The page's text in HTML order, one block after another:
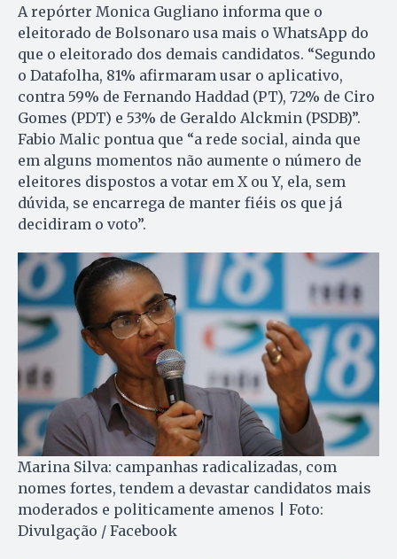
A repórter Monica Gugliano informa que o
eleitorado de Bolsonaro usa mais o WhatsApp do
que o eleitorado dos demais candidatos. “Segundo
o Datafolha, 81% afirmaram usar o aplicativo,
contra 59% de Fernando Haddad (PT), 72% de Ciro
Gomes (PDT) e 53% de Geraldo Alckmin (PSDB)”.
Fabio Malic pontua que “a rede social, ainda que
em alguns momentos não aumente o número de
eleitores dispostos a votar em X ou Y, ela, sem
dúvida, se encarrega de manter fiéis os que já
decidiram o voto”.
Marina Silva: campanhas radicalizadas, com
nomes fortes, tendem a devastar candidatos mais
moderados e politicamente amenos | Foto:
Divulgação / Facebook